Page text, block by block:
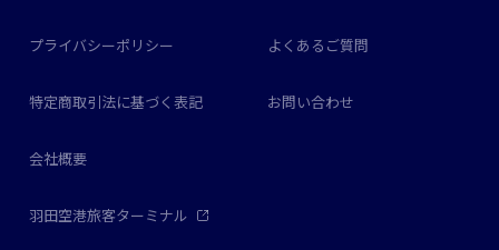
プライバシーポリシー よくあるご質問
特定商取引法に基づく表記 お問い合わせ
会社概要
羽田空港旅客ターミナル